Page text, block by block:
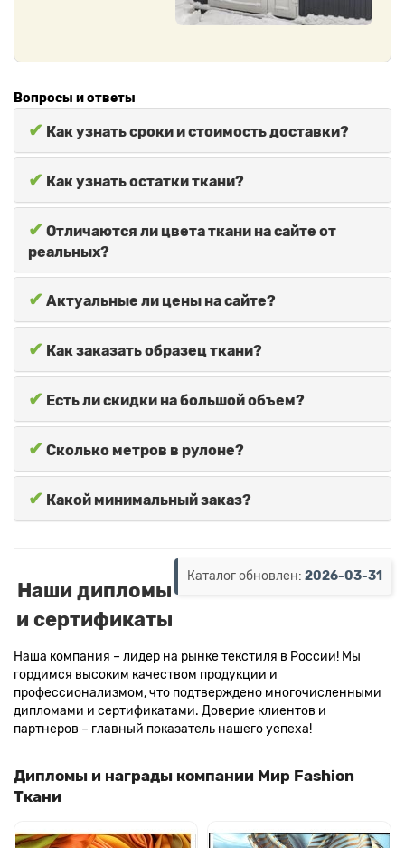
Вопросы и ответы
✔ Как узнать сроки и стоимость доставки?
✔ Как узнать остатки ткани?
✔ Отличаются ли цвета ткани на сайте от
реальных?
✔ Актуальные ли цены на сайте?
✔ Как заказать образец ткани?
✔ Есть ли скидки на большой объем?
✔ Сколько метров в рулоне?
✔ Какой минимальный заказ?
Каталог обновлен: 2026-03-31
Наши дипломы
и сертификаты
Наша компания – лидер на рынке текстиля в России! Мы
гордимся высоким качеством продукции и
профессионализмом, что подтверждено многочисленными
дипломами и сертификатами. Доверие клиентов и
партнеров – главный показатель нашего успеха!
Дипломы и награды компании Мир Fashion
Ткани